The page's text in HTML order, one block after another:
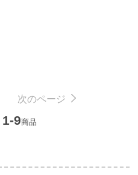
次のページ
1-9商品